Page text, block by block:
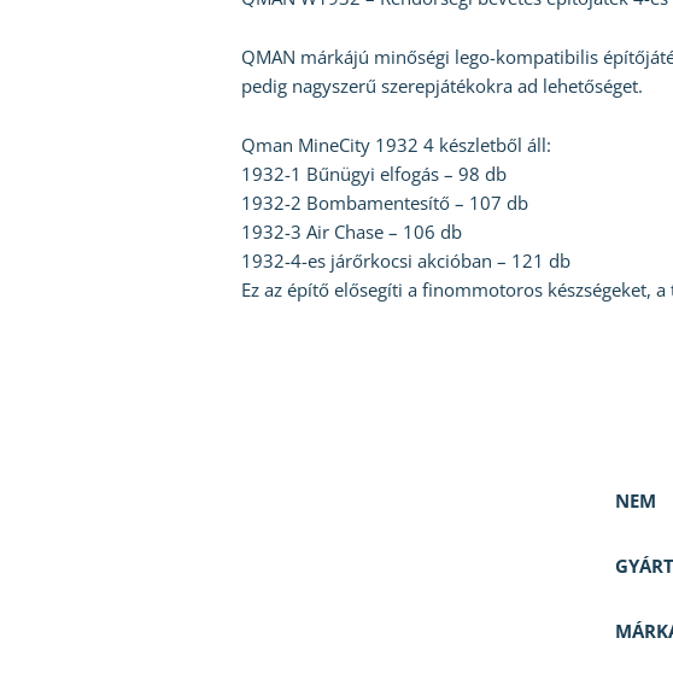
QMAN márkájú minőségi lego-kompatibilis
pedig nagyszerű szerepjátékokra ad lehetőséget.
Qman MineCity 1932 4 készletből áll:
1932-1 Bűnügyi elfogás – 98 db
1932-2 Bombamentesítő – 107 db
1932-3 Air Chase – 106 db
1932-4-es járőrkocsi akcióban – 121 db
Ez az építő elősegíti a finommotoros készségeket,
NEM